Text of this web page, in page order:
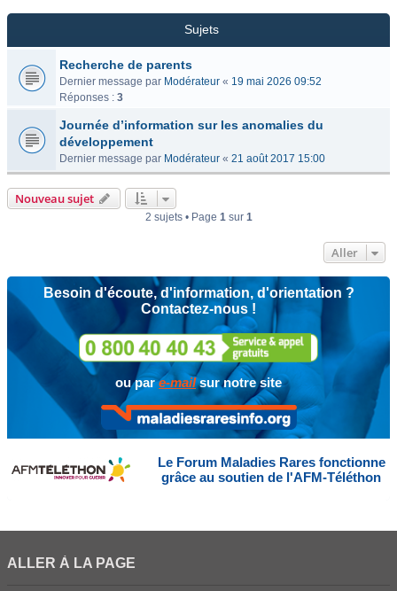
Sujets
Recherche de parents
Dernier message par Modérateur « 19 mai 2026 09:52
Réponses : 3
Journée d’information sur les anomalies du
développement
Dernier message par Modérateur « 21 août 2017 15:00
Nouveau sujet
2 sujets • Page 1sur 1
Aller
Besoin d'écoute, d'information, d'orientation ?
Contactez-nous !
ou pare-mailsur notre site
Le Forum Maladies Rares fonctionne
grâce au soutien de l'AFM-Téléthon
ALLER À LA PAGE